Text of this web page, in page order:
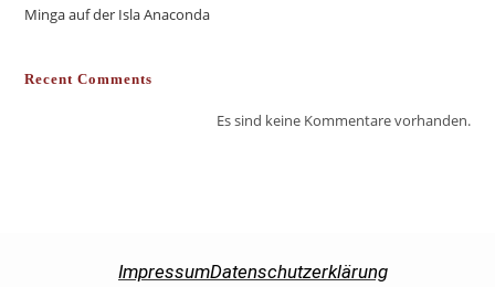
Minga auf der Isla Anaconda
Recent Comments
Es sind keine Kommentare vorhanden.
ImpressumDatenschutzerklärung